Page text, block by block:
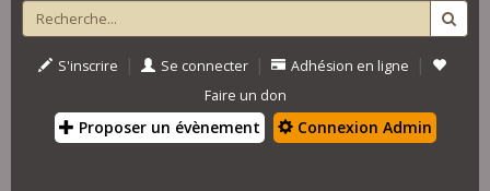
S'inscrire | Se connecter | Adhésion en ligne |
Faire un don
Proposer un évènement Connexion Admin